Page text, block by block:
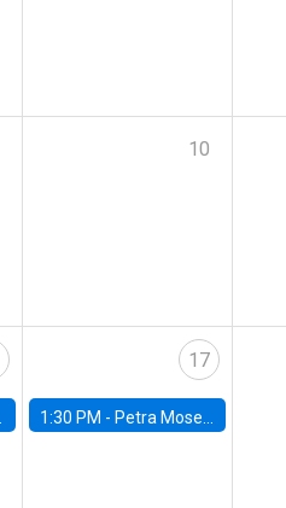
10
17
1:30 PM - Petra Moser, NYU Stern